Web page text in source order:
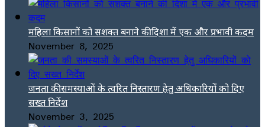
महिला किसानों को सशक्त बनाने की दिशा में एक और प्रभावी कदम
November 8, 2025
जनता की समस्याओं के त्वरित निस्तारण हेतु अधिकारियों को दिए
सख्त निर्देश
November 3, 2025